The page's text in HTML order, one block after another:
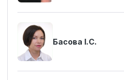
Басова І.С.